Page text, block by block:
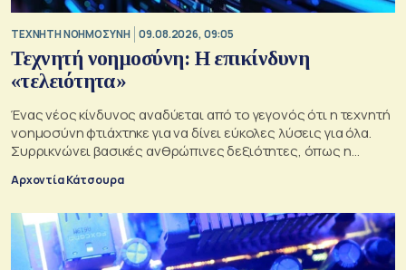
TΕΧΝΗΤΗ ΝΟΗΜΟΣΥΝΗ 09.08.2026, 09:05
Τεχνητή νοημοσύνη: Η επικίνδυνη
«τελειότητα»
Ένας νέος κίνδυνος αναδύεται από το γεγονός ότι η τεχνητή
νοημοσύνη φτιάχτηκε για να δίνει εύκολες λύσεις για όλα.
Συρρικνώνει βασικές ανθρώπινες δεξιότητες, όπως η
Αρχοντία Κάτσουρα